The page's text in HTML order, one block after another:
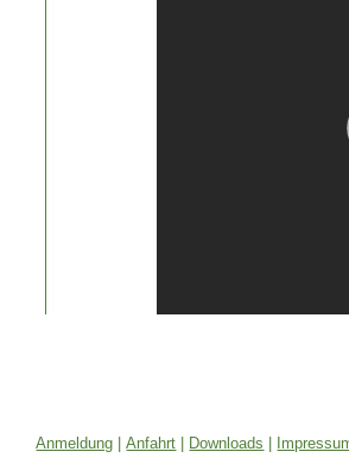
Anmeldung |Anfahrt | Downloads |